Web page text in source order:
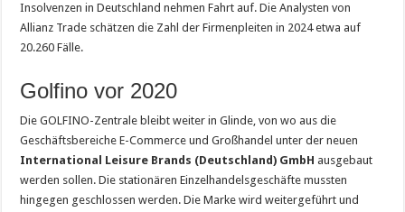
Insolvenzen in Deutschland nehmen Fahrt auf. Die Analysten von
Allianz Trade schätzen die Zahl der Firmenpleiten in 2024 etwa auf
20.260 Fälle.
Golfino vor 2020
Die GOLFINO-Zentrale bleibt weiter in Glinde, von wo aus die
Geschäftsbereiche E-Commerce und Großhandel unter der neuen
International Leisure Brands (Deutschland) GmbH ausgebaut
werden sollen. Die stationären Einzelhandelsgeschäfte mussten
hingegen geschlossen werden. Die Marke wird weitergeführt und